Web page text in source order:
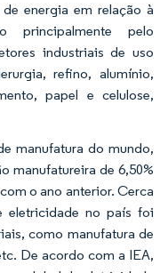
energia em relação à
principalmente pelo
industriais de uso
refino, alumínio,
papel e celulose,
manufatura do mundo,
manufatureira de 6,50%
o ano anterior. Cerca
eletricidade no país foi
como manufatura de
De acordo com a IEA,